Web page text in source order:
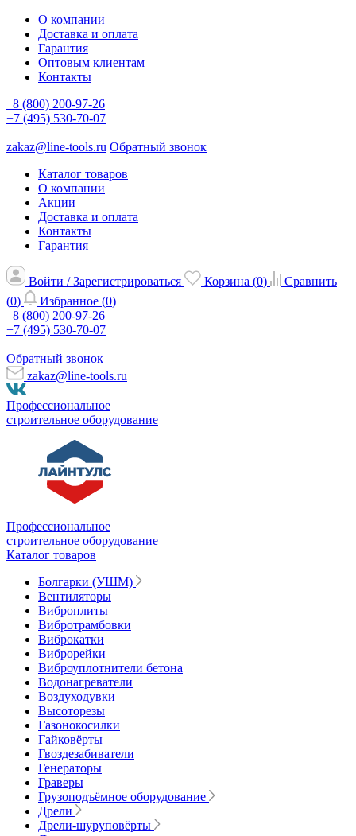
О компании
Доставка и оплата
Гарантия
Оптовым клиентам
Контакты
8 (800) 200-97-26
+7 (495) 530-70-07
zakaz@line-tools.ru Обратный звонок
Каталог товаров
О компании
Акции
Доставка и оплата
Контакты
Гарантия
Войти / Зарегистрироваться Корзина (0)
Сравнить
(0) Избранное (0)
8 (800) 200-97-26
+7 (495) 530-70-07
Обратный звонок
zakaz@line-tools.ru
Профессиональное
строительное оборудование
Профессиональное
строительное оборудование
Каталог товаров
Болгарки (УШМ)
Вентиляторы
Виброплиты
Вибротрамбовки
Виброкатки
Виброрейки
Виброуплотнители бетона
Водонагреватели
Воздуходувки
Высоторезы
Газонокосилки
Гайковёрты
Гвоздезабиватели
Генераторы
Граверы
Грузоподъёмное оборудование
Дрели
Дрели-шуруповёрты